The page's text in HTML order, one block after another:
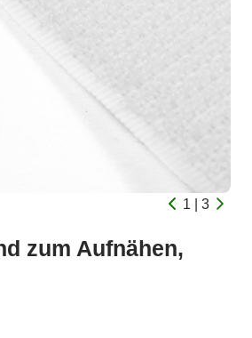
1 | 3
zum Aufnähen,